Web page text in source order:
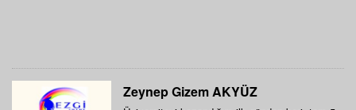
Zeynep Gizem AKYÜZ